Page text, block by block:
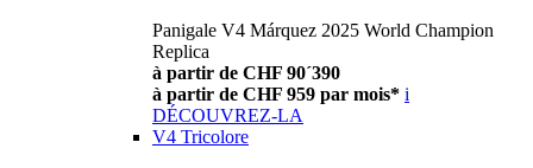
Panigale V4 Márquez 2025 World Champion
Replica
à partir de CHF 90´390
à partir de CHF 959 par mois* i
DÉCOUVREZ-LA
V4 Tricolore